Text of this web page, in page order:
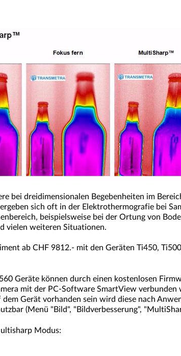
bei dreidimensionalen Begebenheiten im
sich oft in der Elektrothermografie bei
beispielsweise bei der Ortung von
vielen weiteren Situationen.
ab CHF 9812.- mit den Geräten Ti450,
Geräte können durch einen kostenlosen
mit der PC-Software SmartView verbunden
Gerät vorhanden sein wird diese nach
(Menü "Bild", "Bildverbesserung",
Modus: